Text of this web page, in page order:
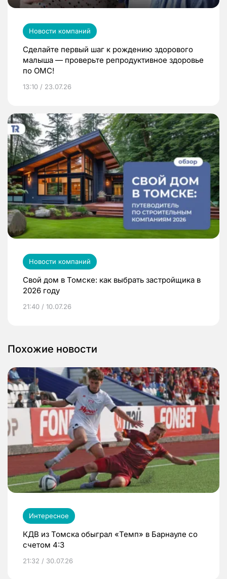
Новости компаний
Сделайте первый шаг к рождению здорового
малыша — проверьте репродуктивное здоровье
по ОМС!
13:10 / 23.07.26
Новости компаний
Свой дом в Томске: как выбрать застройщика в
2026 году
21:40 / 10.07.26
Похожие новости
Интересное
КДВ из Томска обыграл «Темп» в Барнауле со
счетом 4:3
21:32 / 30.07.26